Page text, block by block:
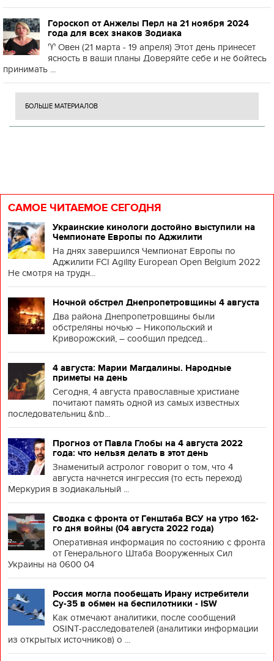
Гороскоп от Анжелы Перл на 21 ноября 2024
года для всех знаков Зодиака
♈️ Овен (21 марта - 19 апреля) Этот день принесет
ясность в ваши планы Доверяйте себе и не бойтесь
принимать ...
БОЛЬШЕ МАТЕРИАЛОВ
САМОЕ ЧИТАЕМОЕ СЕГОДНЯ
Украинские кинологи достойно выступили на
Чемпионате Европы по Аджилити
На днях завершился Чемпионат Европы по
Аджилити FCI Agility European Open Belgium 2022
Не смотря на трудн...
Ночной обстрел Днепропетровщины 4 августа
Два района Днепропетровщины были
обстреляны ночью – Никопольский и
Криворожский, – сообщил председ...
4 августа: Марии Магдалины. Народные
приметы на день
Сегодня, 4 августа православные христиане
почитают память одной из самых известных
последовательниц &nb...
Прогноз от Павла Глобы на 4 августа 2022
года: что нельзя делать в этот день
Знаменитый астролог говорит о том, что 4
августа начнется ингрессия (то есть переход)
Меркурия в зодиакальный ...
Сводка с фронта от Генштаба ВСУ на утро 162-
го дня войны (04 августа 2022 года)
Оперативная информация по состоянию с фронта
от Генерального Штаба Вооруженных Сил
Украины на 0600 04
Россия могла пообещать Ирану истребители
Су-35 в обмен на беспилотники - ISW
Как отмечают аналитики, после сообщений
OSINT-расследователей (аналитики информации
из открытых источников) о ...